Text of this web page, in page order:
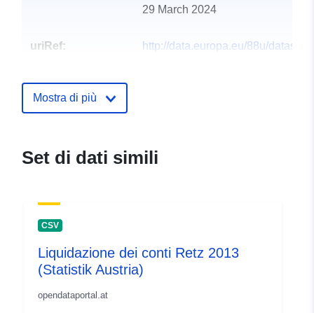
29 March 2024
uriRef:
http://data.europa.eu/88u/
Mostra di più
Set di dati simili
CSV
Liquidazione dei conti Retz 2013
(Statistik Austria)
opendataportal.at